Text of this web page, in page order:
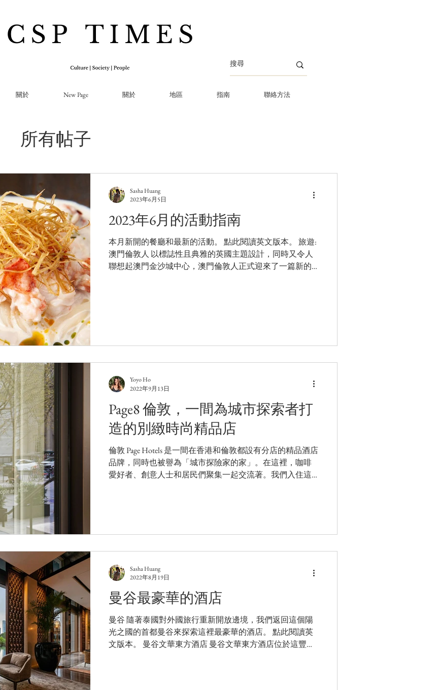
關於 New Page 關於 地區 指南 聯絡方法
所有帖子
2023年6月的活動指南
本月新開的餐廳和最新的活動。 點此閱讀英文版本。 旅遊:
澳門倫敦人 以標誌性且典雅的英國主題設計，同時又令人
聯想起澳門金沙城中心，澳門倫敦人正式迎來了一篇新的
Sasha Huang
2023年6月5日
Page8 倫敦，一間為城市探索者打
造的別緻時尚精品店
倫敦 Page Hotels 是一間在香港和倫敦都設有分店的精品酒店
品牌，同時也被譽為「城市探險家的家」。在這裡，咖啡
愛好者、創意人士和居民們聚集一起交流著。我們入住這
Yoyo Ho
2022年9月13日
曼谷最豪華的酒店
曼谷 隨著泰國對外國旅行重新開放邊境，我們返回這個陽
光之國的首都曼谷來探索這裡最豪華的酒店。 點此閱讀英
文版本。 曼谷文華東方酒店 曼谷文華東方酒店位於這豐富
Sasha Huang
2022年8月19日